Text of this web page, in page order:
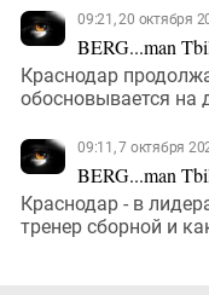
09:21, 20 октября
BERG...man
Краснодар
обосновывается на
09:11, 7 октября
BERG...man
Краснодар - в
тренер сборной и